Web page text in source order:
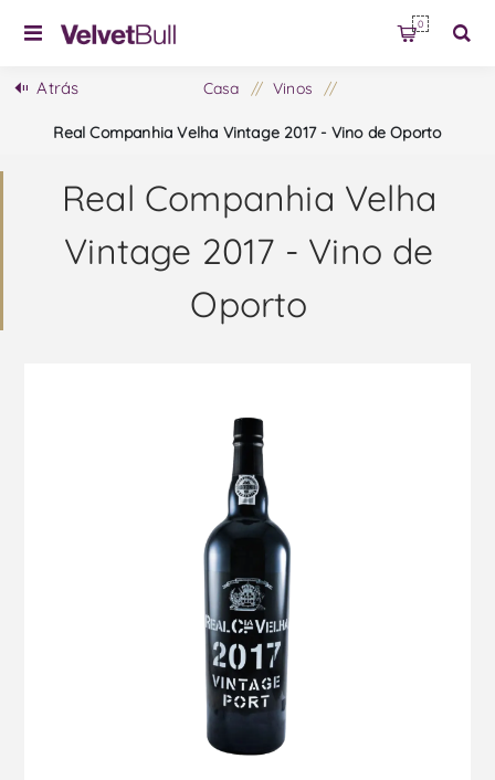
0
Atrás Casa / Vinos /
Real Companhia Velha Vintage 2017 - Vino de Oporto
Real Companhia Velha
Vintage 2017 - Vino de
Oporto